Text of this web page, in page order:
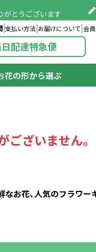
がとうございます
支払い方法 お届けについて 会
配達特急便
花の形から選ぶ
ざいません。
お花、人気のフラワー